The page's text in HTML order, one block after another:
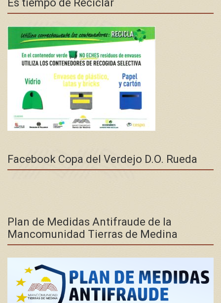
Es tiempo de Reciclar
Facebook Copa del Verdejo D.O. Rueda
Plan de Medidas Antifraude de la
Mancomunidad Tierras de Medina